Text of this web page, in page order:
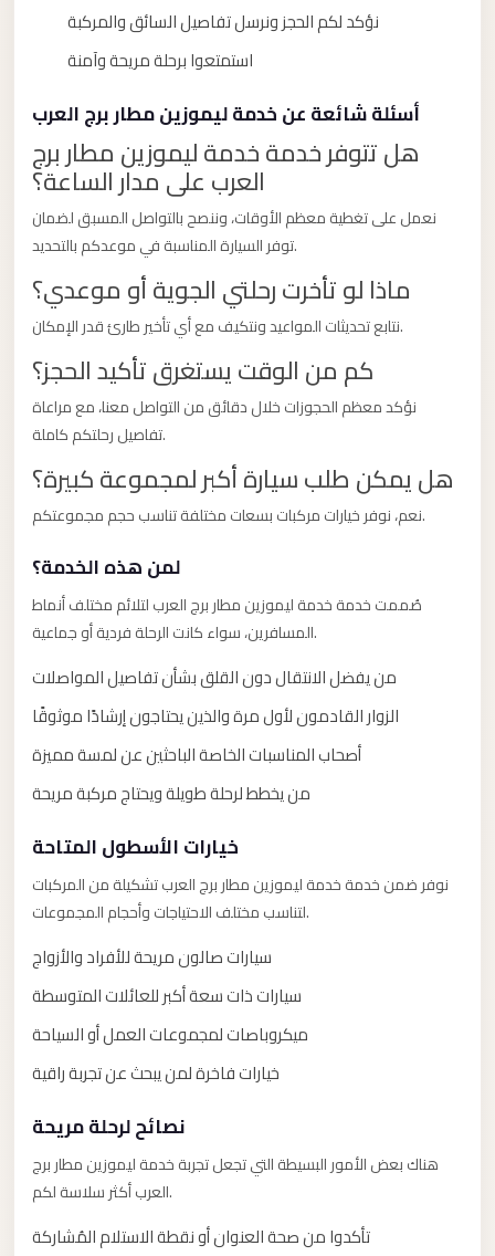
نؤكد لكم الحجز ونرسل تفاصيل السائق والمركبة
استمتعوا برحلة مريحة وآمنة
أسئلة شائعة عن خدمة ليموزين مطار برج العرب
هل تتوفر خدمة خدمة ليموزين مطار برج
العرب على مدار الساعة؟
نعمل على تغطية معظم الأوقات، وننصح بالتواصل المسبق لضمان
توفر السيارة المناسبة في موعدكم بالتحديد.
ماذا لو تأخرت رحلتي الجوية أو موعدي؟
نتابع تحديثات المواعيد ونتكيف مع أي تأخير طارئ قدر الإمكان.
كم من الوقت يستغرق تأكيد الحجز؟
نؤكد معظم الحجوزات خلال دقائق من التواصل معنا، مع مراعاة
تفاصيل رحلتكم كاملة.
هل يمكن طلب سيارة أكبر لمجموعة كبيرة؟
نعم، نوفر خيارات مركبات بسعات مختلفة تناسب حجم مجموعتكم.
لمن هذه الخدمة؟
صُممت خدمة خدمة ليموزين مطار برج العرب لتلائم مختلف أنماط
المسافرين، سواء كانت الرحلة فردية أو جماعية.
من يفضل الانتقال دون القلق بشأن تفاصيل المواصلات
الزوار القادمون لأول مرة والذين يحتاجون إرشادًا موثوقًا
أصحاب المناسبات الخاصة الباحثين عن لمسة مميزة
من يخطط لرحلة طويلة ويحتاج مركبة مريحة
خيارات الأسطول المتاحة
نوفر ضمن خدمة خدمة ليموزين مطار برج العرب تشكيلة من المركبات
لتناسب مختلف الاحتياجات وأحجام المجموعات.
سيارات صالون مريحة للأفراد والأزواج
سيارات ذات سعة أكبر للعائلات المتوسطة
ميكروباصات لمجموعات العمل أو السياحة
خيارات فاخرة لمن يبحث عن تجربة راقية
نصائح لرحلة مريحة
هناك بعض الأمور البسيطة التي تجعل تجربة خدمة ليموزين مطار برج
العرب أكثر سلاسة لكم.
تأكدوا من صحة العنوان أو نقطة الاستلام المُشاركة
Third
Settlement
Taxi
limousine
cairo
airport
airport
cairo
Suez
Taxi
Limousine
Sphinx
Airport
Taxi
Sphinx
Airport
Service
Sphinx
Airport
Limousine
shuttle
cairo
airport
Sheikh
Taxi
sharm